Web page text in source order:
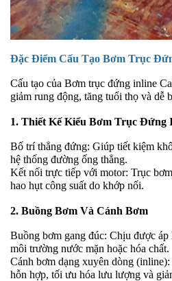
Đặc Điểm Cấu Tạo Bơm Trục
Cấu tạo của Bơm trục đứng inline
giảm rung động, tăng tuổi thọ và dễ
1. Thiết Kế Kiểu Bơm Trục Đứng
Bố trí thẳng đứng: Giúp tiết kiệm
hệ thống đường ống thẳng.
Kết nối trực tiếp với motor: Trục
hao hụt công suất do khớp nối.
2. Buồng Bơm Và Cánh Bơm
Buồng bơm gang đúc: Chịu được
môi trường nước mặn hoặc hóa chất.
Cánh bơm dạng xuyên dòng
hỗn hợp, tối ưu hóa lưu lượng và